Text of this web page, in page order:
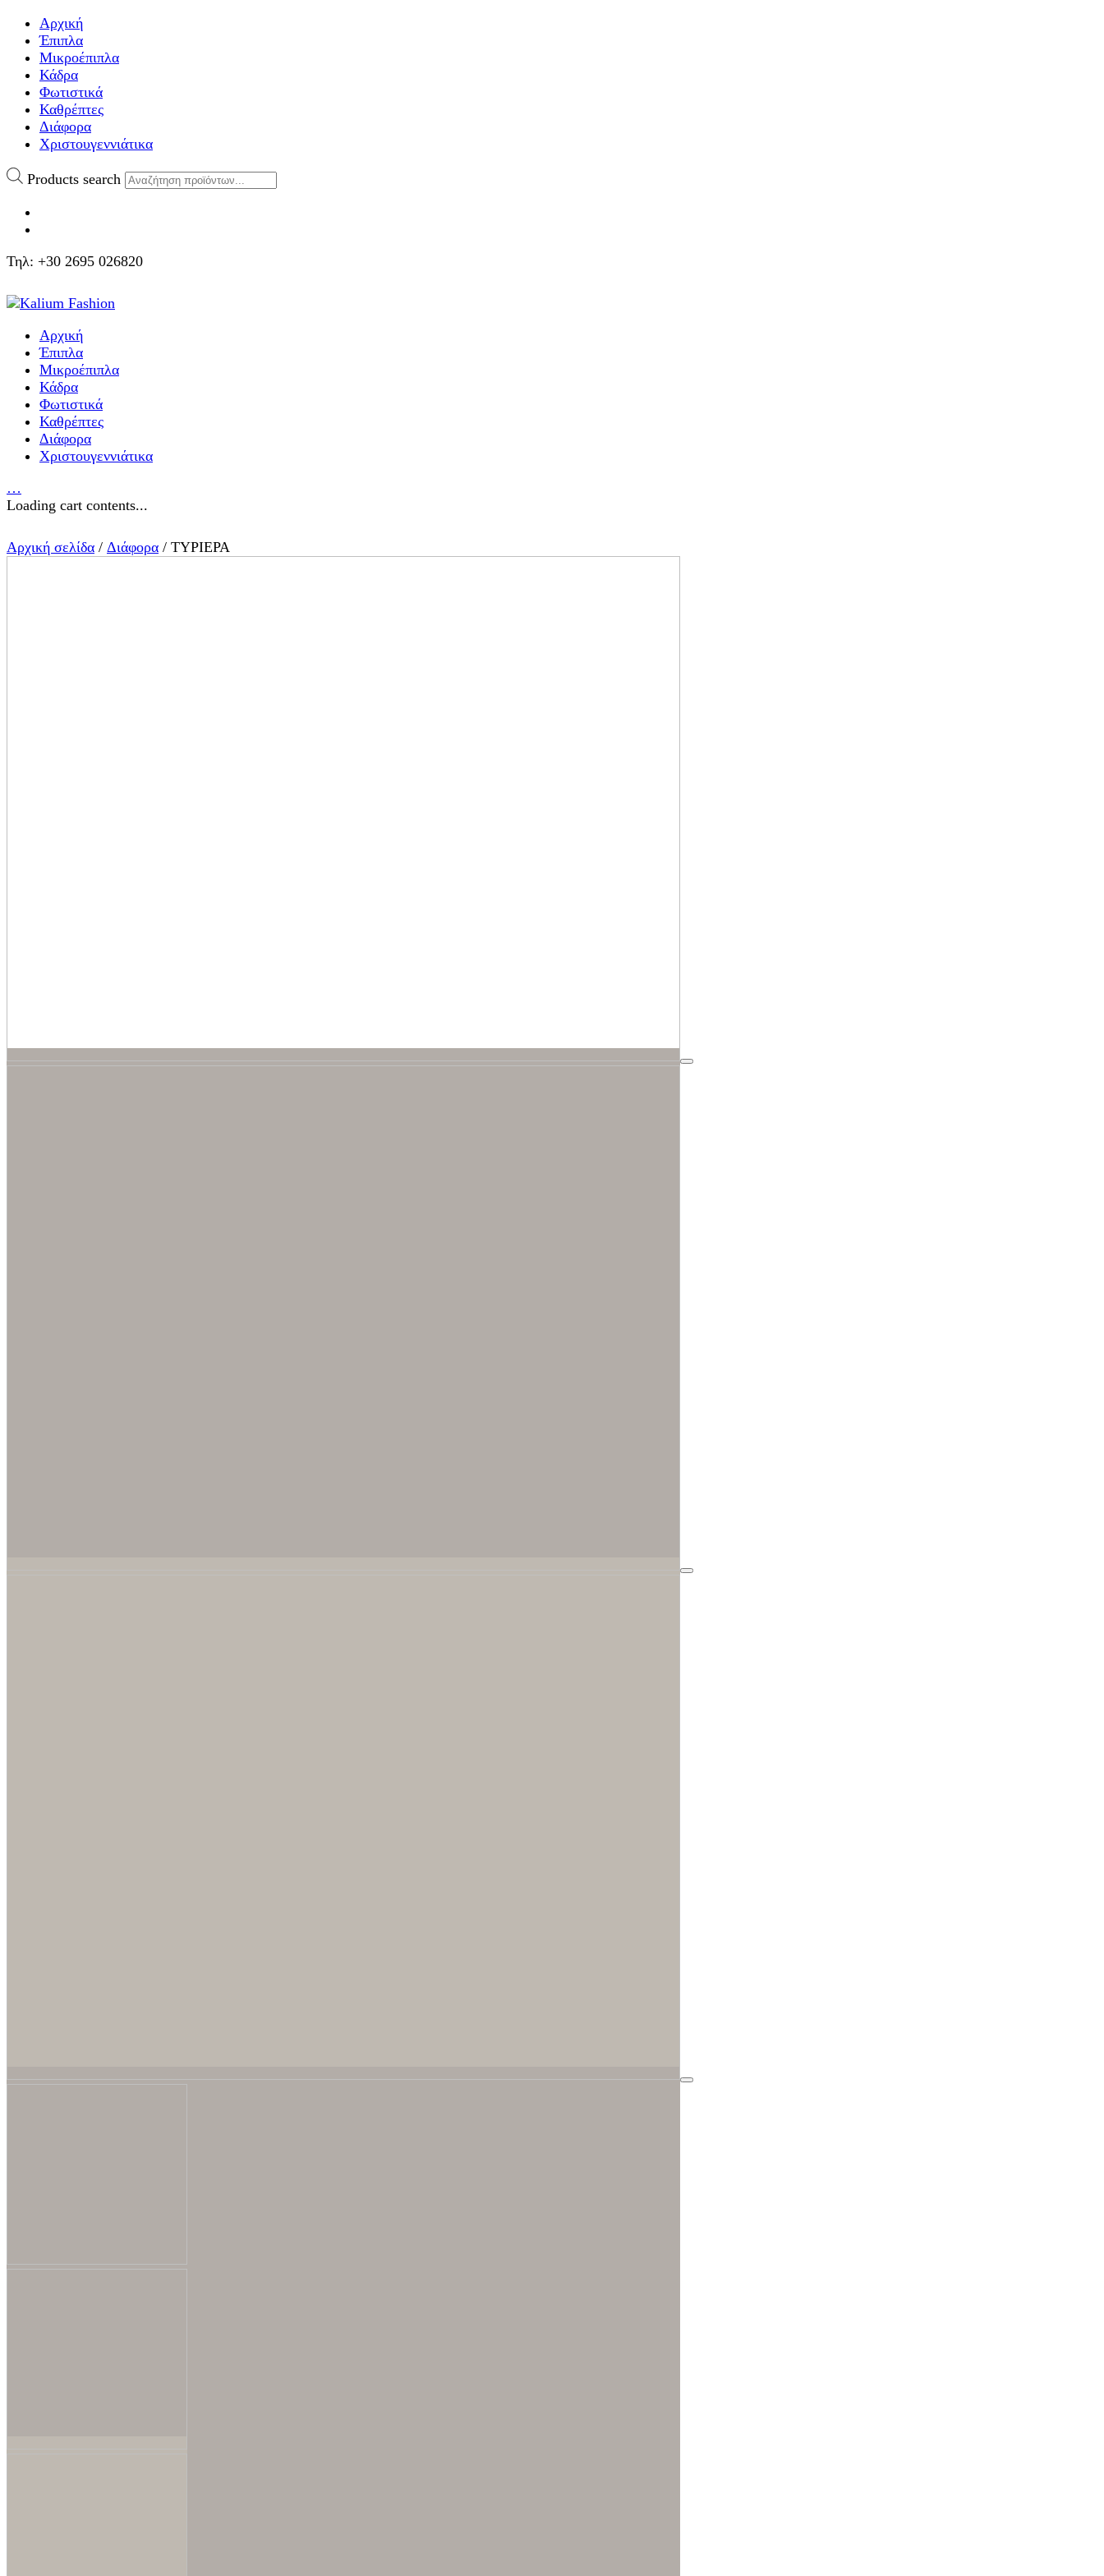
Αρχική
Έπιπλα
Μικροέπιπλα
Κάδρα
Φωτιστικά
Καθρέπτες
Διάφορα
Χριστουγεννιάτικα
Products search
Τηλ: +30 2695 026820
Αρχική
Έπιπλα
Μικροέπιπλα
Κάδρα
Φωτιστικά
Καθρέπτες
Διάφορα
Χριστουγεννιάτικα
…
Loading cart contents...
Αρχική σελίδα / Διάφορα / ΤΥΡΙΕΡΑ